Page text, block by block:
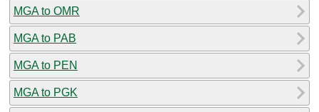
MGA to OMR
MGA to PAB
MGA to PEN
MGA to PGK